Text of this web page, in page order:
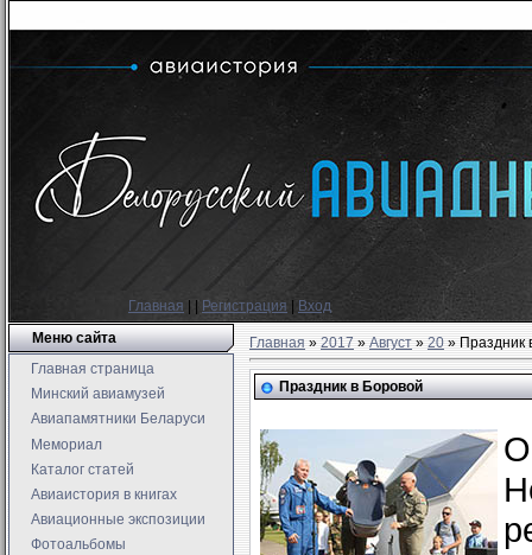
Главная Регистрация
Вход
Меню сайта
Главная страница
Минский авиамузей
Авиапамятники Беларуси
Мемориал
Каталог статей
Авиаистория в книгах
Авиационные экспозиции
Фотоальбомы
Главная»2017 » Август » 20» Праздник
Праздник в Боровой